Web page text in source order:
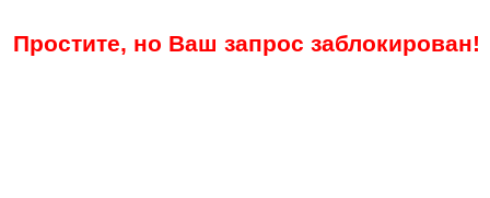
Простите, но Ваш запрос заблокирован!